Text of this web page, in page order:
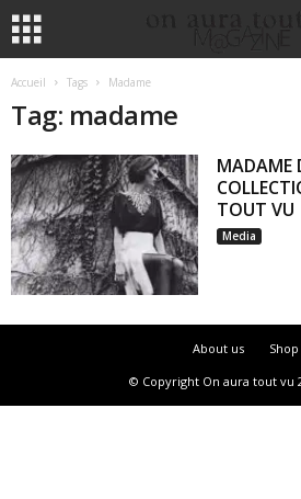
Accueil Tags Madame
Tag: madame
MADAME
TOUT VU
Media
About us
Shop
© Copyright On aura tout vu